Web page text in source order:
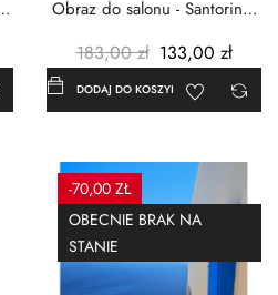
Obraz do salonu - Santorini -
183,00 zł 133,00 zł
DODAJ DO KOSZYKA
-70,00 ZŁ
OBECNIE BRAK NA
STANIE